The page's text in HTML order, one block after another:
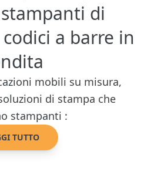
di
a barre in
mobili su misura,
di stampa che
stampanti :
TUTTO